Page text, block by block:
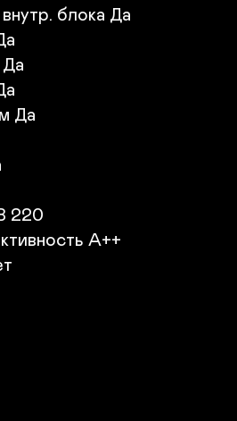
блока Да
Да
Да
220
A++